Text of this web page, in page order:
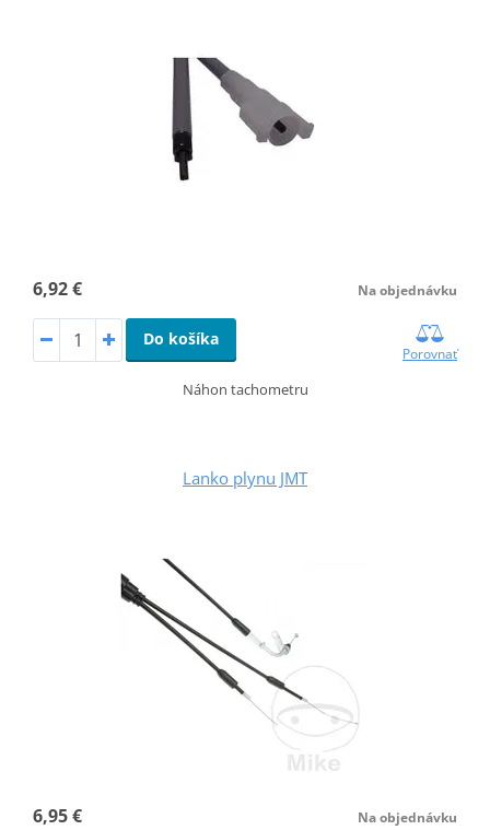
6,92 € Na objednávku
Do košíka
Porovnať
Náhon tachometru
Lanko plynu JMT
6,95 € Na objednávku